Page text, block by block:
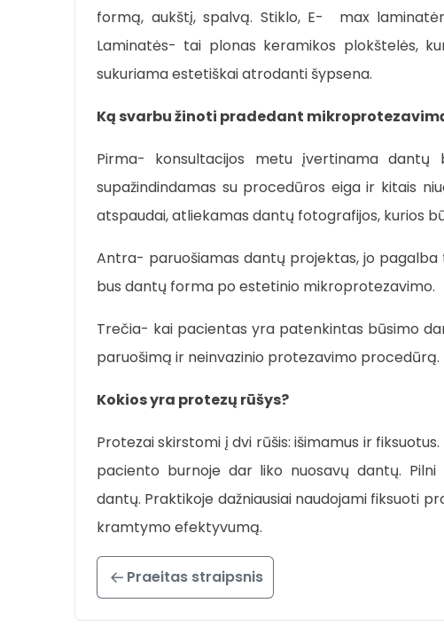
formą, aukštį, spalvą. Stiklo, E- max
Laminatės- tai plonas keramikos plokštelės,
sukuriama estetiškai atrodanti šypsena.
Ką svarbu žinoti pradedant
Pirma- konsultacijos metu įvertinama dantų
supažindindamas su procedūros eiga ir kitais
atspaudai, atliekamas dantų fotografijos, kurios
Antra- paruošiamas dantų projektas, jo
bus dantų forma po estetinio mikroprotezavimo.
Trečia- kai pacientas yra patenkintas būsimo
paruošimą ir neinvazinio protezavimo procedūrą.
Kokios yra protezų rūšys?
Protezai skirstomi į dvi rūšis: išimamus ir
paciento burnoje dar liko nuosavų dantų.
dantų. Praktikoje dažniausiai naudojami fiksuoti
kramtymo efektyvumą.
Praeitas straipsnis